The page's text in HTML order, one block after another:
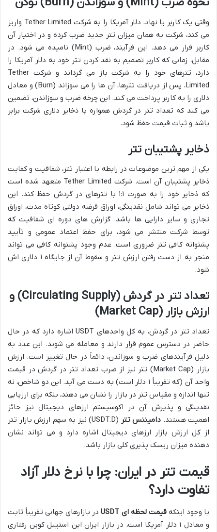
وقتی یک کاربر یا نهاد، دلار آمریکا را به شرکت Tether Limited واریز
می کند، شرکت به همان میزان تتر جدید ضرب کرده و در اختیار آن
کاربر قرار می دهد. این فرآیند، ضرب (Mint) نامیده می شود. در
مقابل، زمانی که کاربر تصمیم به نقد کردن تتر خود به دلار آمریکا را
دارد، تترهای خود را به شرکت باز می گرداند و شرکت Tether
Limited، پس از دریافت تترها، آن ها را می سوزاند (Burn) و معادل
دلاری را به کاربر پرداخت می کند. این چرخه ضرب و سوزاندن، تضمین
می کند که تعداد تتر در گردش همواره با ذخایر دلاری شرکت برابر
باشد و ثبات قیمت حفظ شود.
ذخایر پشتیبان تتر
یکی از مهم ترین موضوعات در رابطه با اعتبار تتر، شفافیت و کفایت
ذخایر پشتیبان آن است. شرکت Tether Limited متعهد شده است
که ذخایر خود را به صورت ۱:۱ با تترهای در گردش حفظ کند. این
ذخایر می تواند شامل نقدینگی، اوراق قرضه دولتی کوتاه مدت، اوراق
تجاری و سایر دارایی ها باشد. گزارش های دوره ای شفافیت که
توسط شرکت منتشر می شود، برای حفظ اعتماد عمومی و تأیید
پشتوانه کافی تتر ضروری است. عدم وجود پشتوانه کافی می تواند
منجر به از دست رفتن ارزش تتر و سقوط آن از جایگاه ۱ دلاری اش
شود.
تعداد تتر در گردش (Circulating Supply) و
ارزش بازار (Market Cap)
تعداد تتر در گردش، به کل واحدهای USDT اشاره دارد که در حال
حاضر در دسترس عموم قرار دارند و معامله می شوند. این عدد به
دلیل فرآیندهای ضرب و سوزاندن، دائماً در حال تغییر است. ارزش
بازار (Market Cap) تتر نیز از ضرب تعداد تتر در گردش در قیمت
واحد آن (که تقریباً ۱ دلار است) به دست می آید. این دو شاخص، نه
تنها اندازه و مقیاس تتر در بازار را نشان می دهند، بلکه برای ارزیابی
نقدینگی و پذیرش آن در اکوسیستم ارزهای دیجیتال نیز حائز
اهمیت هستند. دامیننس تتر
(USDT.D) نیز به سهم ارزش بازار تتر
از کل ارزش بازار ارزهای دیجیتال اشاره دارد و می تواند نشان
دهنده میزان ریسک پذیری کلی بازار باشد.
قیمت تتر در ایران: چرا با نرخ دلار آزاد
تفاوت دارد؟
با وجود اینکهقیمت لحظه ای USDT
در بازارهای جهانی تقریباً ثابت
و معادل ۱ دلار آمریکا است، در بازار ایران این استیبل کوین رفتاری